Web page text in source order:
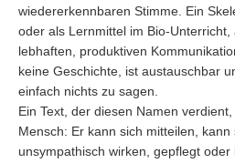
wiedererkennbaren Stimme. Ein
oder als Lernmittel im Bio-
lebhaften, produktiven
keine Geschichte, ist austauschbar
einfach nichts zu sagen.
Ein Text, der diesen Namen
Mensch: Er kann sich mitteilen,
unsympathisch wirken, gepflegt oder